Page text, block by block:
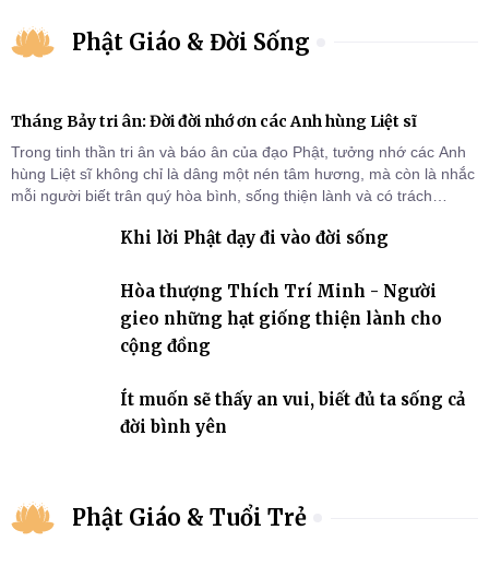
Phật Giáo & Đời Sống
Tháng Bảy tri ân: Đời đời nhớ ơn các Anh hùng Liệt sĩ
Trong tinh thần tri ân và báo ân của đạo Phật, tưởng nhớ các Anh
hùng Liệt sĩ không chỉ là dâng một nén tâm hương, mà còn là nhắc
mỗi người biết trân quý hòa bình, sống thiện lành và có trách
Khi lời Phật dạy đi vào đời sống
Hòa thượng Thích Trí Minh - Người
gieo những hạt giống thiện lành cho
cộng đồng
Ít muốn sẽ thấy an vui, biết đủ ta sống cả
đời bình yên
Phật Giáo & Tuổi Trẻ